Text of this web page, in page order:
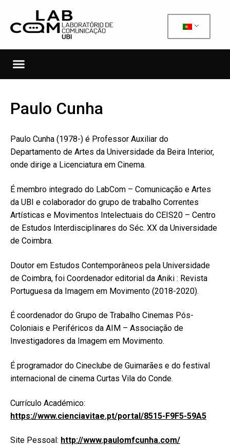
Paulo Cunha
Paulo Cunha (1978-) é Professor Auxiliar do
Departamento de Artes da Universidade da Beira Interior,
onde dirige a Licenciatura em Cinema.
É membro integrado do LabCom – Comunicação e Artes
da UBI e colaborador do grupo de trabalho Correntes
Artísticas e Movimentos Intelectuais do CEIS20 – Centro
de Estudos Interdisciplinares do Séc. XX da Universidade
de Coimbra.
Doutor em Estudos Contemporâneos pela Universidade
de Coimbra, foi Coordenador editorial da Aniki : Revista
Portuguesa da Imagem em Movimento (2018-2020).
É coordenador do Grupo de Trabalho Cinemas Pós-
Coloniais e Periféricos da AIM – Associação de
Investigadores da Imagem em Movimento.
É programador do Cineclube de Guimarães e do festival
internacional de cinema Curtas Vila do Conde.
Currículo Académico:
https://www.cienciavitae.pt/portal/8515-F9F5-59A5
Site Pessoal: http://www.paulomfcunha.com/